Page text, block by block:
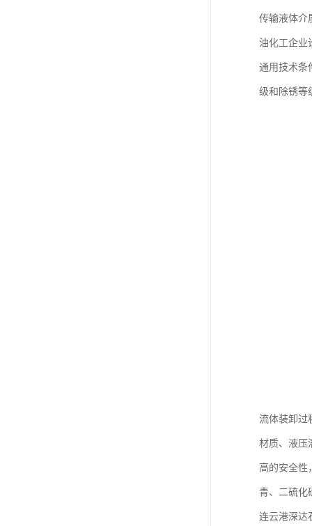
传输液体介
油化工企业
通用技术条
级和除锈等
流体装卸过
材质、液压
高的安全性
青、二硫化
连云港深达